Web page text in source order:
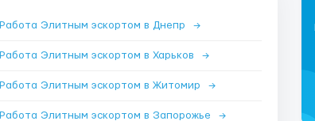
Работа Элитным эскортом в Днепр →
Работа Элитным эскортом в Харьков →
Работа Элитным эскортом в Житомир →
Работа Элитным эскортом в Запорожье →